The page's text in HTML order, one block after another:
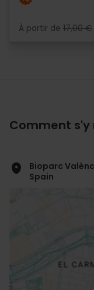
À partir de 17,00 €
Comment s'y
Bioparc
Spain